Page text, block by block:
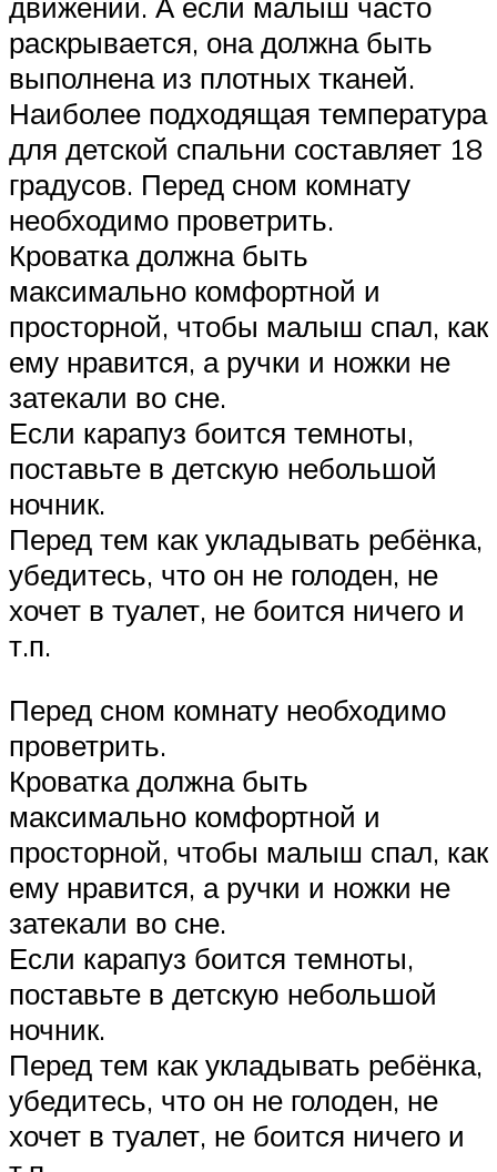
раскрывается, она должна быть
выполнена из плотных тканей.
Наиболее подходящая температура
для детской спальни составляет 18
градусов. Перед сном комнату
необходимо проветрить.
Кроватка должна быть
максимально комфортной и
просторной, чтобы малыш спал, как
ему нравится, а ручки и ножки не
затекали во сне.
Если карапуз боится темноты,
поставьте в детскую небольшой
ночник.
Перед тем как укладывать ребёнка,
убедитесь, что он не голоден, не
хочет в туалет, не боится ничего и
т.п.
Перед сном комнату необходимо
проветрить.
Кроватка должна быть
максимально комфортной и
просторной, чтобы малыш спал, как
ему нравится, а ручки и ножки не
затекали во сне.
Если карапуз боится темноты,
поставьте в детскую небольшой
ночник.
Перед тем как укладывать ребёнка,
убедитесь, что он не голоден, не
хочет в туалет, не боится ничего и